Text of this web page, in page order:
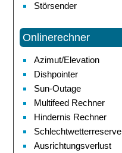
Störsender
Onlinerechner
Azimut/Elevation
Dishpointer
Sun-Outage
Multifeed Rechner
Hindernis Rechner
Schlechtwetterreserve
Ausrichtungsverlust